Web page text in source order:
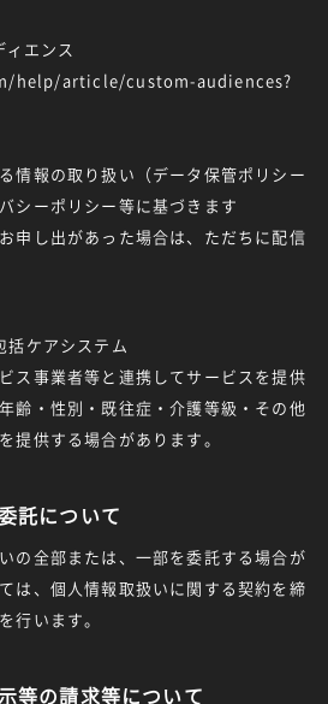
エンス
help/article/custom-audiences?
情報の取り扱い（データ保管ポリシー
シーポリシー等に基づきます
申し出があった場合は、ただちに配信
括ケアシステム
ス事業者等と連携してサービスを提供
齢・性別・既往症・介護等級・その他
提供する場合があります。
託について
の全部または、一部を委託する場合が
は、個人情報取扱いに関する契約を締
行います。
等の請求等について